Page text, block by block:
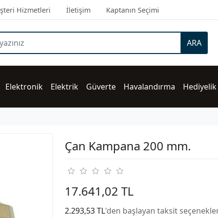
Hizmetleri İletişim Kaptanın Seçimi
ARA
Elektronik Elektrik Güverte Havalandırma Hediyelik
Çan Kampana 200 mm.
17.641,02 TL
2.293,53 TL'den başlayan taksit